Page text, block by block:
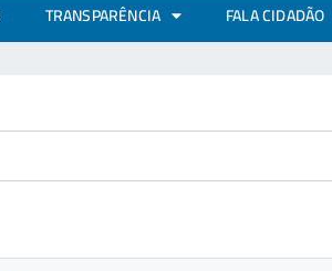
TRANSPARÊNCIA FALA CIDADÃO